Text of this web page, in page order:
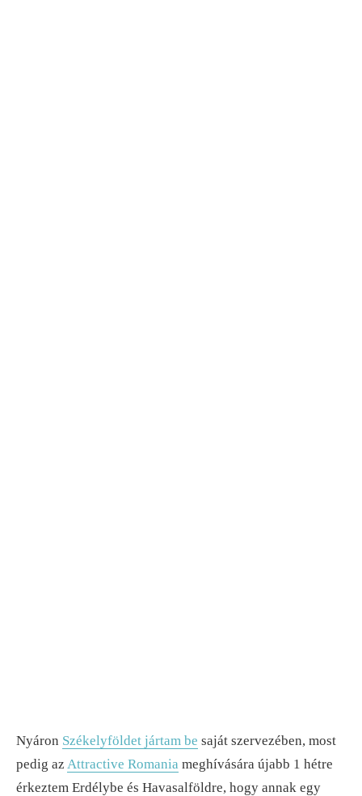
Nyáron Székelyföldet jártam be saját szervezében, most
pedig az Attractive Romania meghívására újabb 1 hétre
érkeztem Erdélybe és Havasalföldre, hogy annak egy